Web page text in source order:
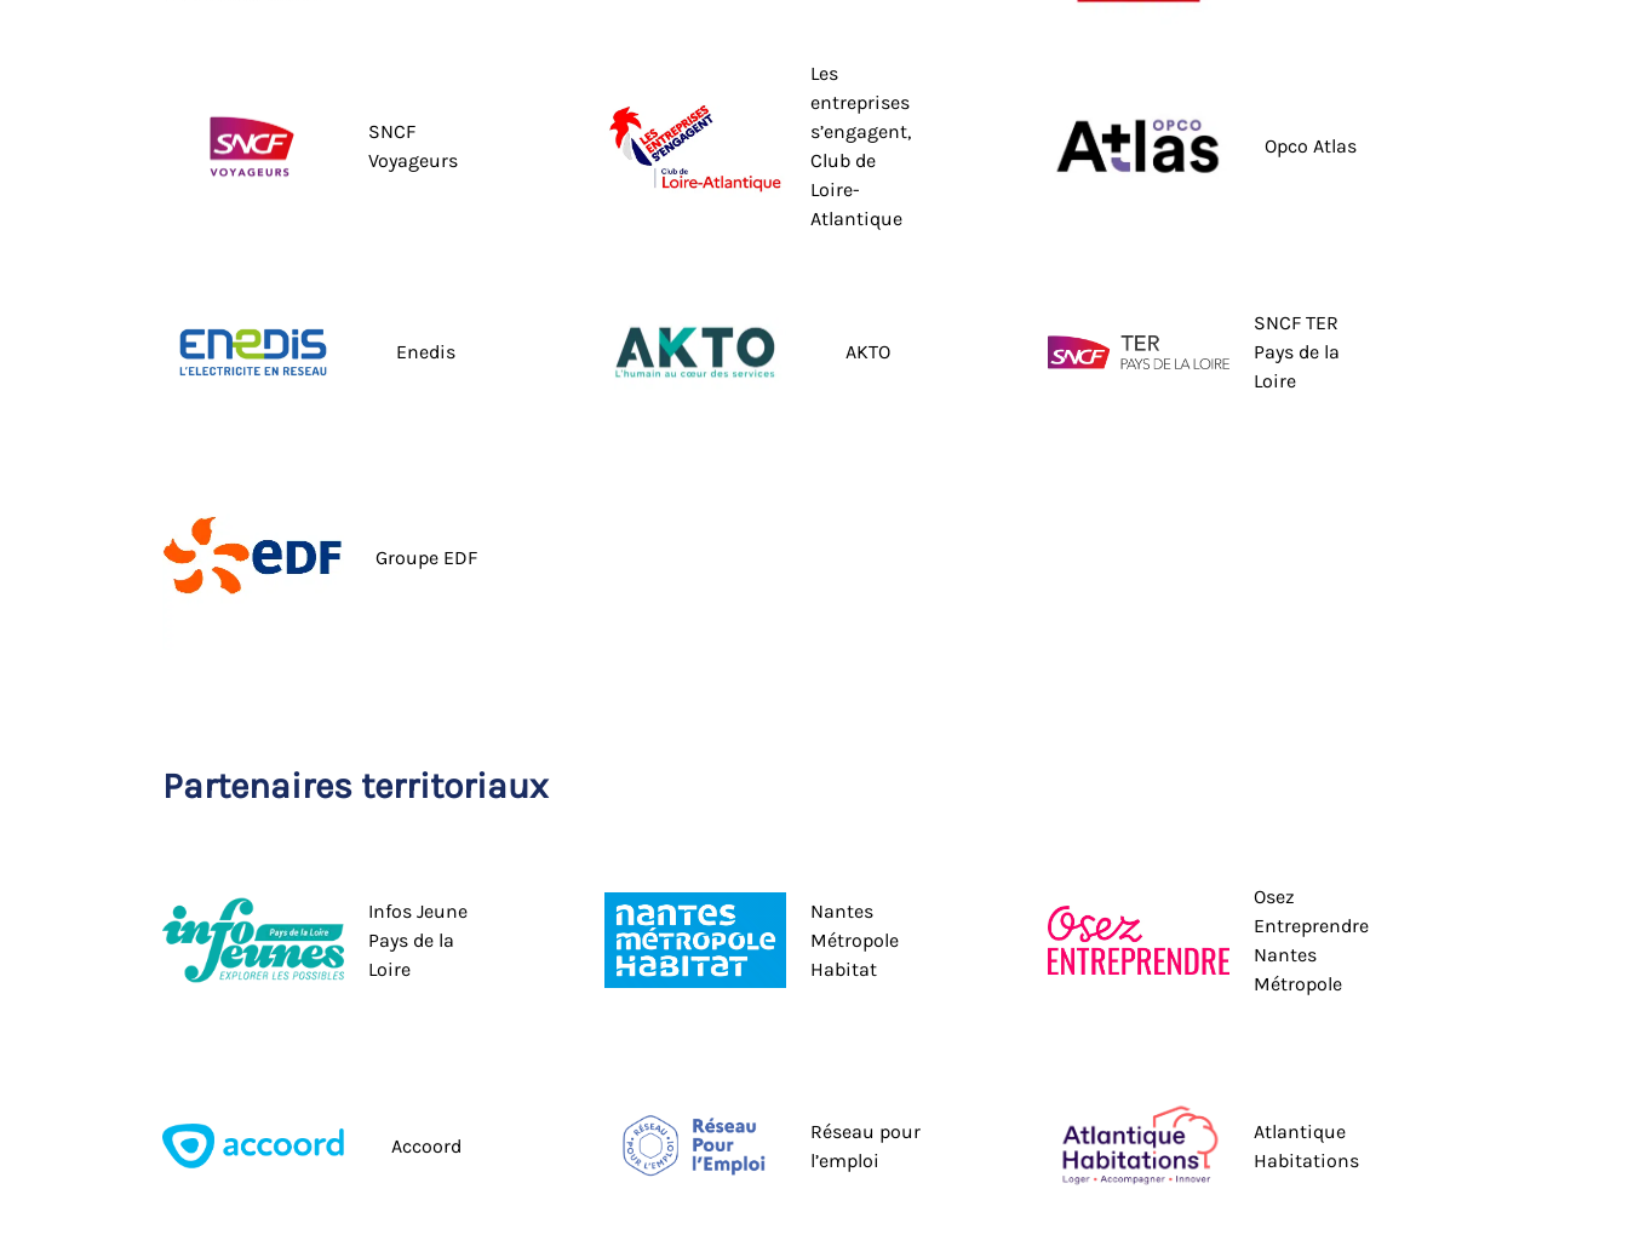
SNCF
Voyageurs
Les
entreprises
s’engagent,
Club de
Loire-
Atlantique
Opco Atlas
Enedis AKTO
SNCF TER
Pays de la
Loire
Groupe EDF
Partenaires territoriaux
Infos Jeune
Pays de la
Loire
Nantes
Métropole
Habitat
Osez
Entreprendre
Nantes
Métropole
Accoord
Réseau pour
l’emploi
Atlantique
Habitations